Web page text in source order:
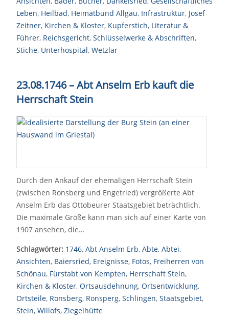
Leben, Heilbad, Heimatbund Allgäu, Infrastruktur, Josef
Zeitner, Kirchen & Kloster, Kupferstich, Literatur &
Führer, Reichsgericht, Schlüsselwerke & Abschriften,
Stiche, Unterhospital, Wetzlar
23.08.1746 – Abt Anselm Erb kauft die
Herrschaft Stein
Durch den Ankauf der ehemaligen Herrschaft Stein
(zwischen Ronsberg und Engetried) vergrößerte Abt
Anselm Erb das Ottobeurer Staatsgebiet beträchtlich.
Die maximale Größe kann man sich auf einer Karte von
1907 ansehen, die…
Schlagwörter: 1746, Abt Anselm Erb, Äbte, Abtei,
Ansichten, Baiersried, Ereignisse, Fotos, Freiherren von
Schönau, Fürstabt von Kempten, Herrschaft Stein,
Kirchen & Kloster, Ortsausdehnung, Ortsentwicklung,
Ortsteile, Ronsberg, Ronsperg, Schlingen, Staatsgebiet,
Stein, Willofs, Ziegelhütte